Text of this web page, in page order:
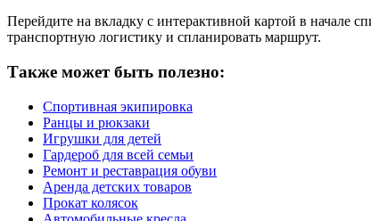
Перейдите на вкладку с интерактивной картой в начале
транспортную логистику и спланировать маршрут.
Также может быть полезно:
Спортивная экипировка
Ранцы и рюкзаки
Игрушки для детей
Гардероб для всей семьи
Ремонт и реставрация обуви
Аренда детских товаров
Прокат колясок